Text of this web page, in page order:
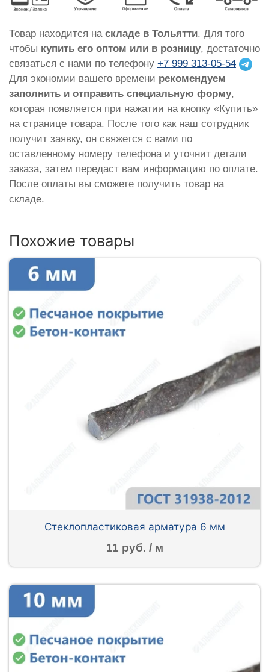
Товар находится на складе в Тольятти. Для того
чтобы купить его оптом или в розницу, достаточно
связаться с нами по телефону +7 999 313-05-54
Для экономии вашего времени рекомендуем
заполнить и отправить специальную форму,
которая появляется при нажатии на кнопку «Купить»
на странице товара. После того как наш сотрудник
получит заявку, он свяжется с вами по
оставленному номеру телефона и уточнит детали
заказа, затем передаст вам информацию по оплате.
После оплаты вы сможете получить товар на
складе.
Похожие товары
Стеклопластиковая арматура 6 мм
11 руб. / м